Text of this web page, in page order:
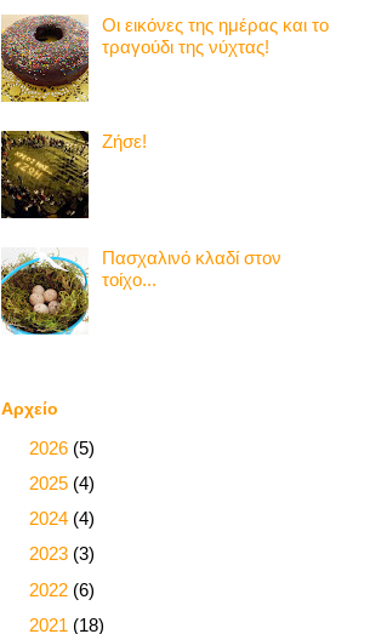
Οι εικόνες της ημέρας και το
τραγούδι της νύχτας!
Ζήσε!
Πασχαλινό κλαδί στον
τοίχο...
Αρχείο
2026 (5)
2025 (4)
2024 (4)
2023 (3)
2022 (6)
2021 (18)